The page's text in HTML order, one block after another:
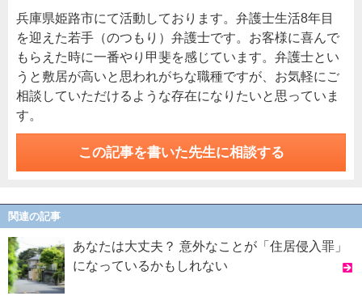
兵庫県姫路市にて活動しております。弁護士生活8年目
を迎えた若手（のつもり）弁護士です。お客様に喜んで
もらえた時に一番やり甲斐を感じています。弁護士とい
うと敷居が高いと思われがちな職種ですが、お気軽にご
相談していただけるような存在になりたいと思っていま
す。
この記事を書いた先生に相談する
関連の記事
あなたは大丈夫？ 意外なことが「住居侵入罪」
になっているかもしれない